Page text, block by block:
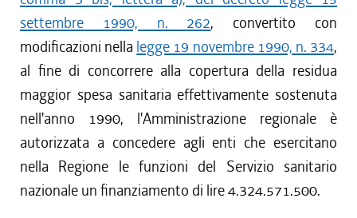
settembre 1990, n. 262, convertito con
modificazioni nella legge 19 novembre 1990, n. 334,
al fine di concorrere alla copertura della residua
maggior spesa sanitaria effettivamente sostenuta
nell'anno 1990, l'Amministrazione regionale è
autorizzata a concedere agli enti che esercitano
nella Regione le funzioni del Servizio sanitario
nazionale un finanziamento di lire 4.324.571.500.